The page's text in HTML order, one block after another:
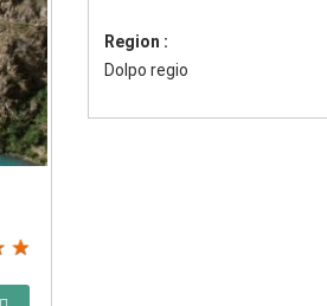
Region :
Dolpo regio